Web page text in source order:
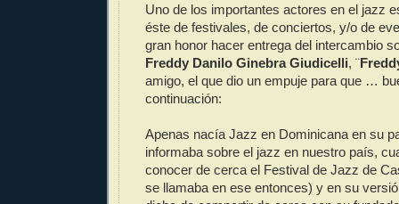
Uno de los importantes actores en el jazz
éste de festivales, de conciertos, y/o de
gran honor hacer entrega del intercambio
Freddy Danilo Ginebra Giudicelli, ¨
amigo, el que dio un empuje para que …
continuación:
Apenas nacía Jazz en Dominicana en su
informaba sobre el jazz en nuestro país,
conocer de cerca el Festival de Jazz de
se llamaba en ese entonces) y en su